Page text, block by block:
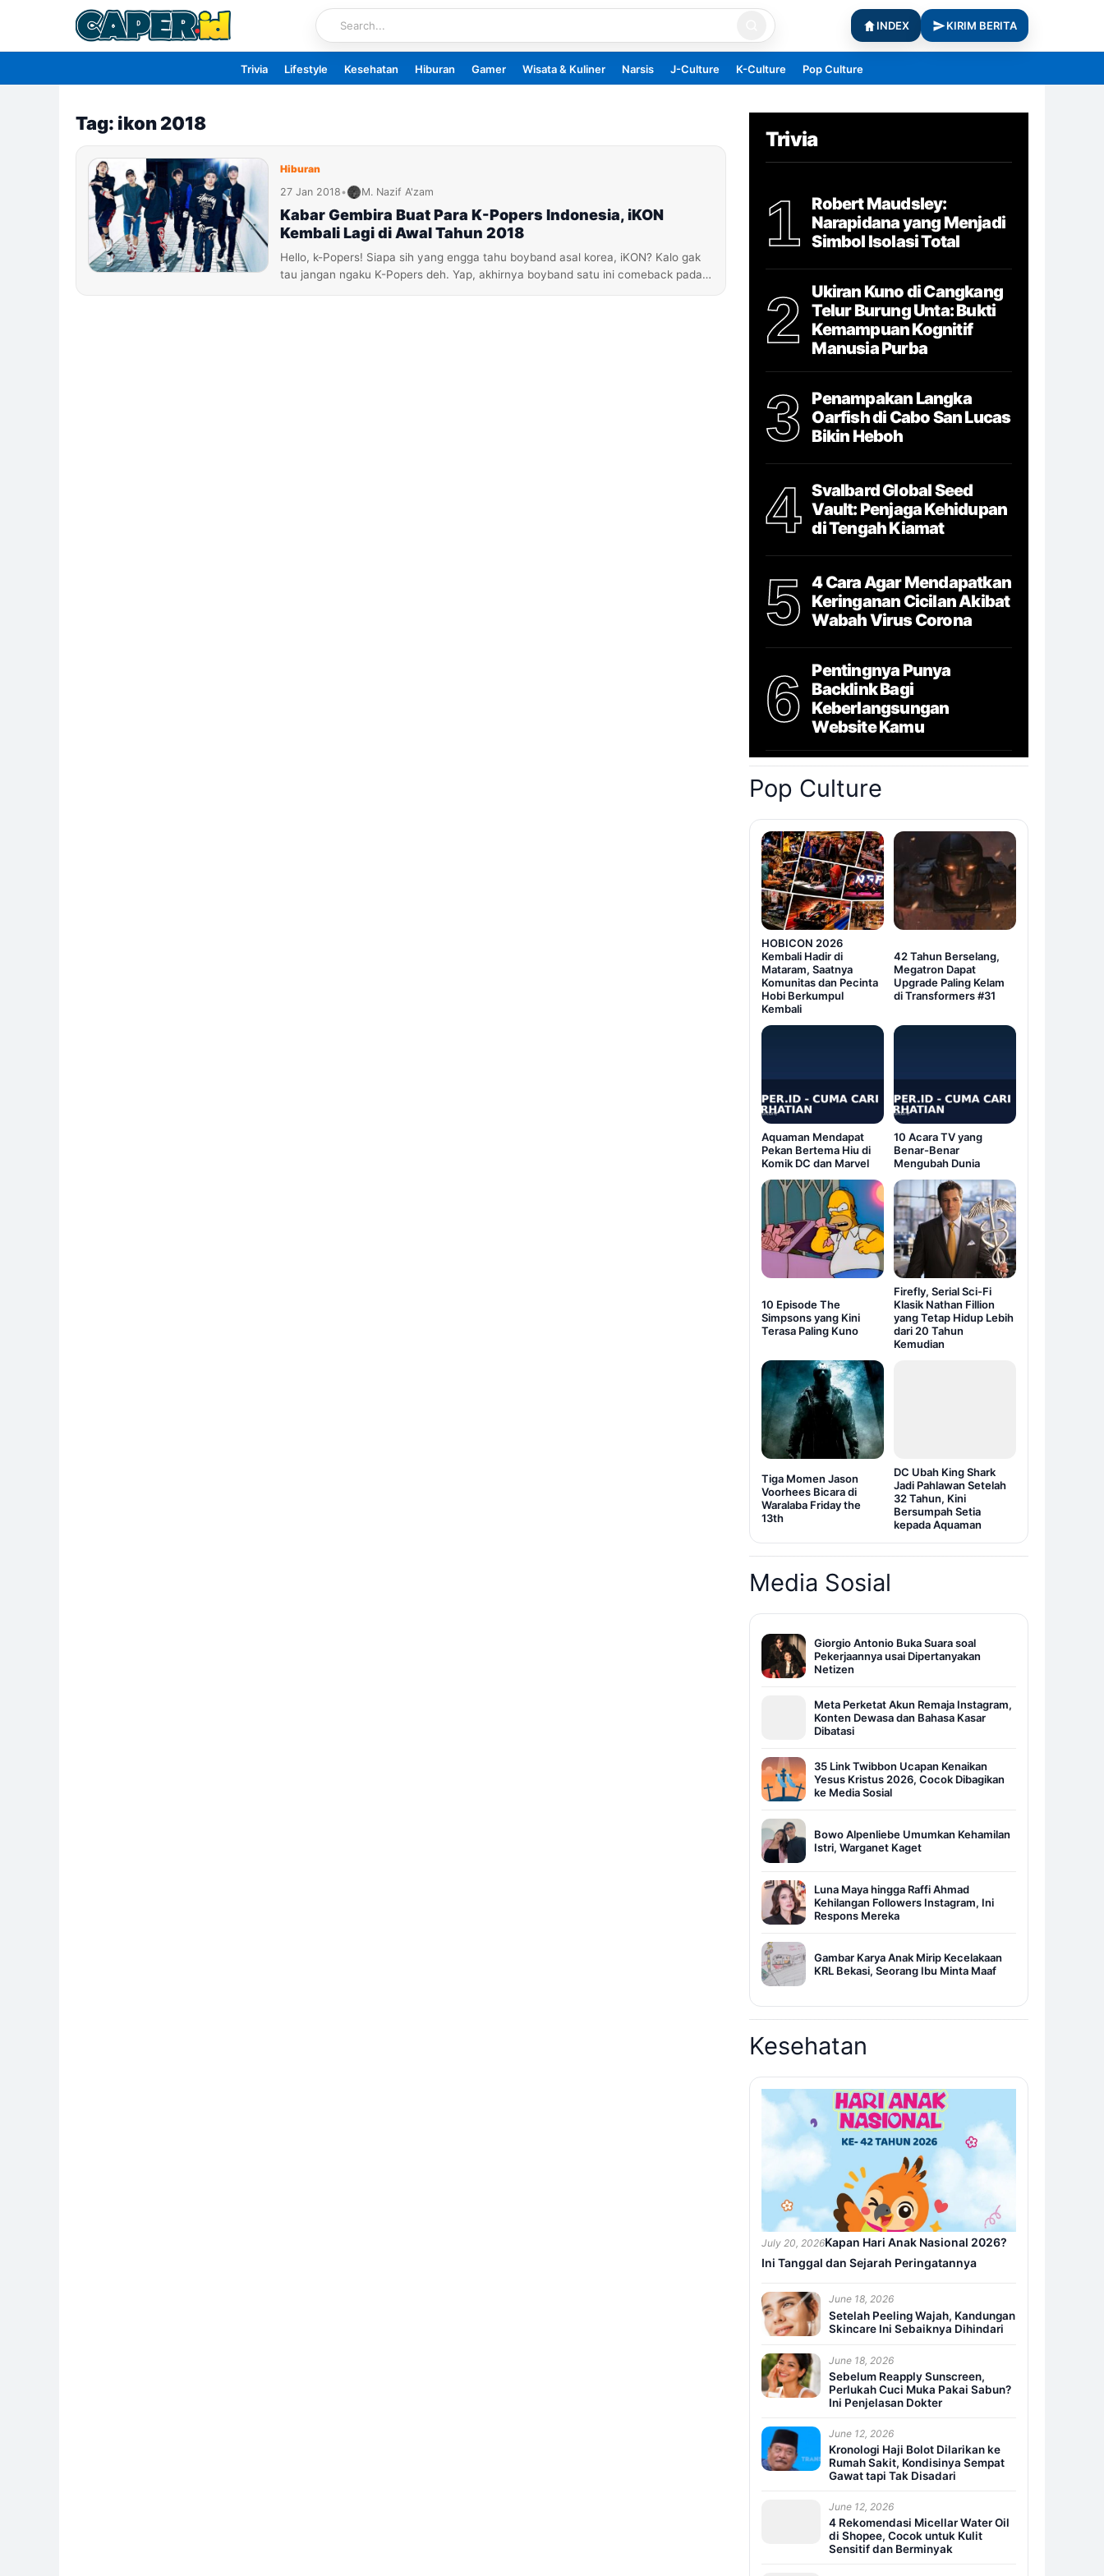
content
INDEX KIRIM BERITA
Trivia Lifestyle Kesehatan Hiburan Gamer Wisata & Kuliner Narsis J-Culture K-Culture Pop Culture
Tag: ikon 2018
Hiburan
27 Jan 2018• M. Nazif A'zam
Kabar Gembira Buat Para K-Popers Indonesia, iKON
Kembali Lagi di Awal Tahun 2018
Hello, k-Popers! Siapa sih yang engga tahu boyband asal korea, iKON? Kalo gak
tau jangan ngaku K-Popers deh. Yap, akhirnya boyband satu ini comeback pada…
Trivia
1
Robert Maudsley:
Narapidana yang Menjadi
Simbol Isolasi Total
2
Ukiran Kuno di Cangkang
Telur Burung Unta: Bukti
Kemampuan Kognitif
Manusia Purba
3
Penampakan Langka
Oarfish di Cabo San Lucas
Bikin Heboh
4
Svalbard Global Seed
Vault: Penjaga Kehidupan
di Tengah Kiamat
5
4 Cara Agar Mendapatkan
Keringanan Cicilan Akibat
Wabah Virus Corona
6
Pentingnya Punya
Backlink Bagi
Keberlangsungan
Website Kamu
Pop Culture
HOBICON 2026
Kembali Hadir di
Mataram, Saatnya
Komunitas dan Pecinta
Hobi Berkumpul
Kembali
42 Tahun Berselang,
Megatron Dapat
Upgrade Paling Kelam
di Transformers #31
Aquaman Mendapat
Pekan Bertema Hiu di
Komik DC dan Marvel
10 Acara TV yang
Benar-Benar
Mengubah Dunia
10 Episode The
Simpsons yang Kini
Terasa Paling Kuno
Firefly, Serial Sci-Fi
Klasik Nathan Fillion
yang Tetap Hidup Lebih
dari 20 Tahun
Kemudian
Tiga Momen Jason
Voorhees Bicara di
Waralaba Friday the
13th
DC Ubah King Shark
Jadi Pahlawan Setelah
32 Tahun, Kini
Bersumpah Setia
kepada Aquaman
Media Sosial
Giorgio Antonio Buka Suara soal
Pekerjaannya usai Dipertanyakan
Netizen
Meta Perketat Akun Remaja Instagram,
Konten Dewasa dan Bahasa Kasar
Dibatasi
35 Link Twibbon Ucapan Kenaikan
Yesus Kristus 2026, Cocok Dibagikan
ke Media Sosial
Bowo Alpenliebe Umumkan Kehamilan
Istri, Warganet Kaget
Luna Maya hingga Raffi Ahmad
Kehilangan Followers Instagram, Ini
Respons Mereka
Gambar Karya Anak Mirip Kecelakaan
KRL Bekasi, Seorang Ibu Minta Maaf
Kesehatan
July 20, 2026Kapan Hari Anak Nasional 2026?
Ini Tanggal dan Sejarah Peringatannya
June 18, 2026
Setelah Peeling Wajah, Kandungan
Skincare Ini Sebaiknya Dihindari
June 18, 2026
Sebelum Reapply Sunscreen,
Perlukah Cuci Muka Pakai Sabun?
Ini Penjelasan Dokter
June 12, 2026
Kronologi Haji Bolot Dilarikan ke
Rumah Sakit, Kondisinya Sempat
Gawat tapi Tak Disadari
June 12, 2026
4 Rekomendasi Micellar Water Oil
di Shopee, Cocok untuk Kulit
Sensitif dan Berminyak